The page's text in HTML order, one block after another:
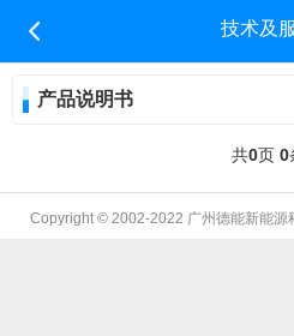
 技术及
产品说明书
共0页 0
Copyright © 2002-2022 广州德能新能源